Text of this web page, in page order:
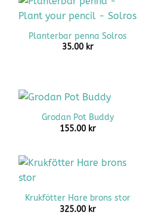
Planterbar penna Solros
35.00 kr
Grodan Pot Buddy
155.00 kr
Krukfötter Hare brons stor
325.00 kr